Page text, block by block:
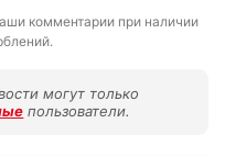
комментарии при наличии
могут только
пользователи.